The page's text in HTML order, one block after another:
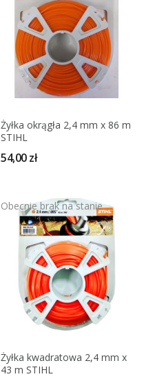
Żyłka okrągła 2,4 mm x 86 m
STIHL
54,00 zł
Obecnie brak na stanie
Żyłka kwadratowa 2,4 mm x
43 m STIHL